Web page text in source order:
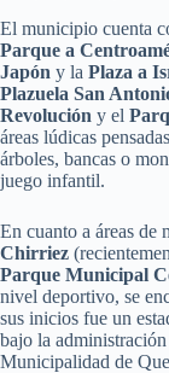
El municipio cuenta
Parque a
Japón y la Plaza a
Plazuela San
Revolución y el
áreas lúdicas
árboles, bancas o
juego infantil.
En cuanto a áreas de
Chirriez
Parque Municipal
nivel deportivo, se
sus inicios fue un
bajo la
Municipalidad de